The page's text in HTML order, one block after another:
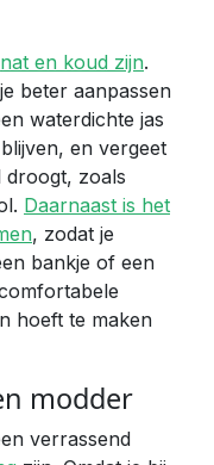
nat en koud zijn.
beter aanpassen
waterdichte jas
en vergeet
droogt, zoals
Daarnaast is het
, zodat je
bankje of een
hoeft te maken
modder
verrassend